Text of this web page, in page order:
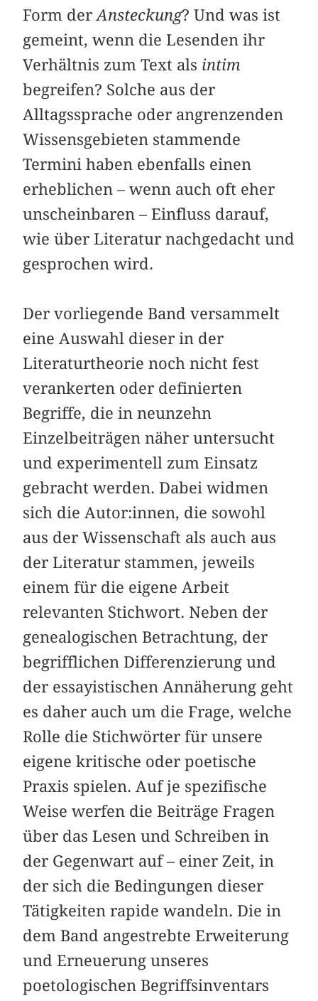
Form derAnsteckung? Und was ist
gemeint, wenn die Lesenden ihr
Verhältnis zum Text als intim
begreifen? Solche aus der
Alltagssprache oder angrenzenden
Wissensgebieten stammende
Termini haben ebenfalls einen
erheblichen – wenn auch oft eher
unscheinbaren – Einfluss darauf,
wie über Literatur nachgedacht und
gesprochen wird.
Der vorliegende Band versammelt
eine Auswahl dieser in der
Literaturtheorie noch nicht fest
verankerten oder definierten
Begriffe, die in neunzehn
Einzelbeiträgen näher untersucht
und experimentell zum Einsatz
gebracht werden. Dabei widmen
sich die Autor:innen, die sowohl
aus der Wissenschaft als auch aus
der Literatur stammen, jeweils
einem für die eigene Arbeit
relevanten Stichwort. Neben der
genealogischen Betrachtung, der
begrifflichen Differenzierung und
der essayistischen Annäherung geht
es daher auch um die Frage, welche
Rolle die Stichwörter für unsere
eigene kritische oder poetische
Praxis spielen. Auf je spezifische
Weise werfen die Beiträge Fragen
über das Lesen und Schreiben in
der Gegenwart auf – einer Zeit, in
der sich die Bedingungen dieser
Tätigkeiten rapide wandeln. Die in
dem Band angestrebte Erweiterung
und Erneuerung unseres
poetologischen Begriffsinventars